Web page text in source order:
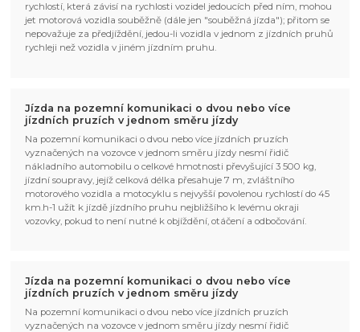
rychlostí, která závisí na rychlosti vozidel jedoucích před ním, mohou
jet motorová vozidla souběžně (dále jen "souběžná jízda"); přitom se
nepovažuje za předjíždění, jedou-li vozidla v jednom z jízdních pruhů
rychleji než vozidla v jiném jízdním pruhu.
Jízda na pozemní komunikaci o dvou nebo více
jízdních pruzích v jednom směru jízdy
Na pozemní komunikaci o dvou nebo více jízdních pruzích
vyznačených na vozovce v jednom směru jízdy nesmí řidič
nákladního automobilu o celkové hmotnosti převyšující 3 500 kg,
jízdní soupravy, jejíž celková délka přesahuje 7 m, zvláštního
motorového vozidla a motocyklu s nejvyšší povolenou rychlostí do 45
km.h-1 užít k jízdě jízdního pruhu nejbližšího k levému okraji
vozovky, pokud to není nutné k objíždění, otáčení a odbočování.
Jízda na pozemní komunikaci o dvou nebo více
jízdních pruzích v jednom směru jízdy
Na pozemní komunikaci o dvou nebo více jízdních pruzích
vyznačených na vozovce v jednom směru jízdy nesmí řidič